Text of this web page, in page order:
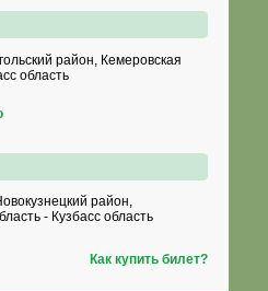
район, Кемеровская
область
район,
- Кузбасс область
Как купить билет?